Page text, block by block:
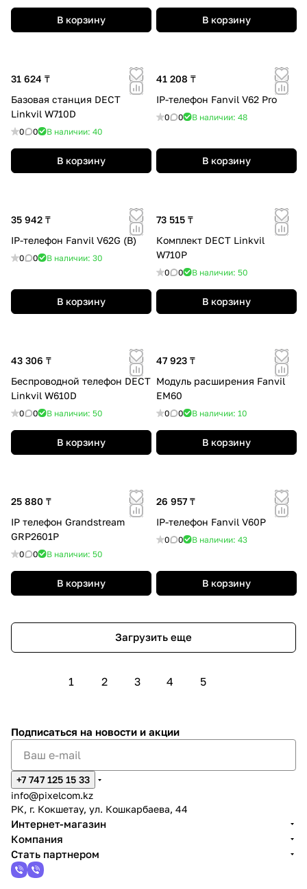
В корзину В корзину
31 624 ₸
Базовая станция DECT
Linkvil W710D
0 0 В наличии: 40
В корзину
41 208 ₸
IP-телефон Fanvil V62 Pro
0 0 В наличии: 48
В корзину
35 942 ₸
IP-телефон Fanvil V62G (B)
0 0 В наличии: 30
В корзину
73 515 ₸
Комплект DECT Linkvil
W710P
0 0 В наличии: 50
В корзину
43 306 ₸
Беспроводной телефон DECT
Linkvil W610D
0 0 В наличии: 50
В корзину
47 923 ₸
Модуль расширения Fanvil
EM60
0 0 В наличии: 10
В корзину
25 880 ₸
IP телефон Grandstream
GRP2601P
0 0 В наличии: 50
В корзину
26 957 ₸
IP-телефон Fanvil V60P
0 0 В наличии: 43
В корзину
Загрузить еще
1 2 3 4 5
Подписаться на новости и акции
+7 747 125 15 33
info@pixelcom.kz
РК, г. Кокшетау, ул. Кошкарбаева, 44
Интернет-магазин
Компания
Стать партнером